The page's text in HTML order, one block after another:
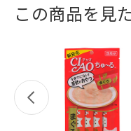
この商品を見